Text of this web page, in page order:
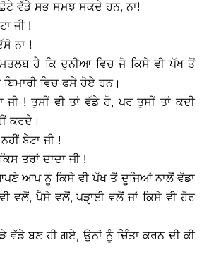
ਵੱਡੇ ਸਭ ਸਮਝ ਸਕਦੇ ਹਨ, ਨਾ!
ਜੀ !
ਨਾ !
ਹੈ ਕਿ ਦੁਨੀਆ ਵਿਚ ਜੋ ਕਿਸੇ ਵੀ ਪੱਖ ਤੋਂ
ਵਿਚ ਫਸੇ ਹੋਏ ਹਨ।
ਜੀ ! ਤੁਸੀਂ ਵੀ ਤਾਂ ਵੱਡੇ ਹੋ, ਪਰ ਤੁਸੀਂ ਤਾਂ ਕਦੀ
ਕਰਦੇ।
ਬੇਟਾ ਜੀ !
ਤਰਾਂ ਦਾਦਾ ਜੀ !
ਆਪ ਨੂੰ ਕਿਸੇ ਵੀ ਪੱਖ ਤੋਂ ਦੂਜਿਆਂ ਨਾਲੋਂ ਵੱਡਾ
ਵਲੋਂ, ਪੈਸੇ ਵਲੋਂ, ਪੜੵਾਈ ਵਲੋਂ ਜਾਂ ਕਿਸੇ ਵੀ ਹੋਰ
ਵੱਡੇ ਬਣ ਹੀ ਗਏ, ਉਨਾਂ ਨੂੰ ਚਿੰਤਾ ਕਰਨ ਦੀ ਕੀ